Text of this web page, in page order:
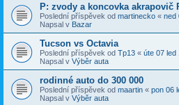
P: zvody a koncovka akrapovič
Poslední příspěvek od martinecko « ned
Napsal v Bazar
Tucson vs Octavia
Poslední příspěvek od Tp13 « úte 07 led
Napsal v Výběr auta
rodinné auto do 300 000
Poslední příspěvek od maartin « pon 06
Napsal v Výběr auta